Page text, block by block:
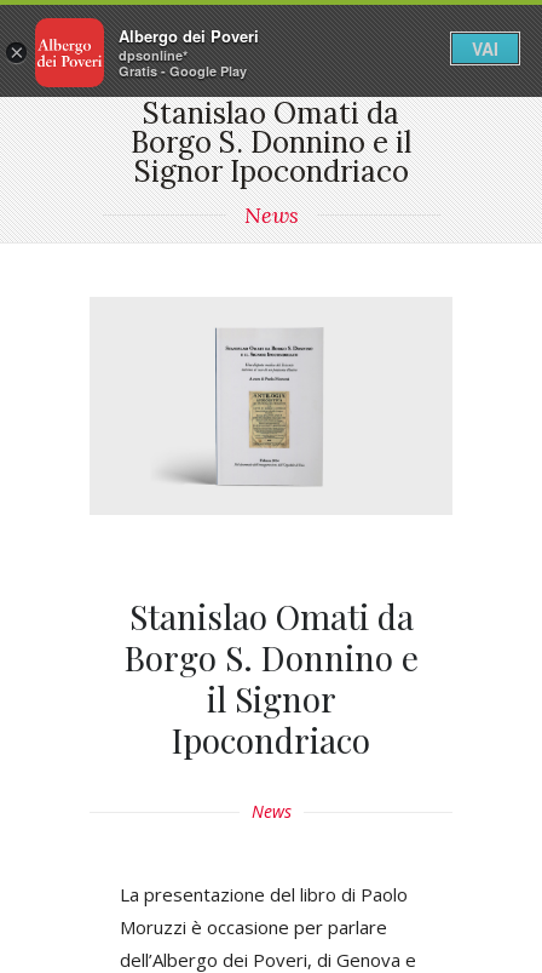
Stanislao Omati da
Borgo S. Donnino e il
Signor Ipocondriaco
News
Stanislao Omati da
Borgo S. Donnino e
il Signor
Ipocondriaco
News
La presentazione del libro di Paolo
Moruzzi è occasione per parlare
dell’Albergo dei Poveri, di Genova e
×
Albergo dei Poveri
dpsonline*
Gratis - Google Play
VAI